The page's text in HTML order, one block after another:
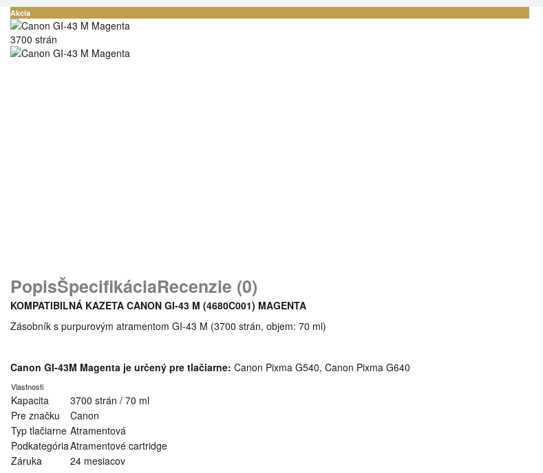
Akcia
3700 strán
PopisŠpecifikáciaRecenzie (0)
KOMPATIBILNÁ KAZETA CANON GI-43 M (4680C001) MAGENTA
Zásobník s purpurovým atramentom GI-43 M (3700 strán, objem: 70 ml)
Canon GI-43M Magenta je určený pre tlačiarne: Canon Pixma G540, Canon Pixma G640
Vlastnosti
Kapacita
3700 strán / 70 ml
Pre značku
Canon
Typ tlačiarne Atramentová
PodkategóriaAtramentové cartridge
Záruka
24 mesiacov